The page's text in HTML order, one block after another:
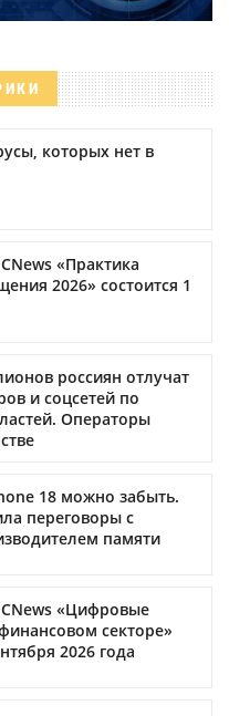
которых нет в
«Практика
2026» состоится 1
россиян отлучат
и соцсетей по
Операторы
18 можно забыть.
переговоры с
памяти
«Цифровые
секторе»
2026 года